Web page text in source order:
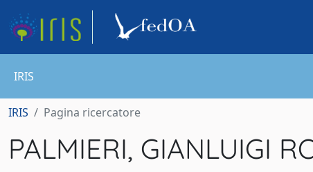
IRIS
IRIS Pagina ricercatore
PALMIERI, GIANLUIGI